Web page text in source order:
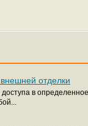
отделки
в